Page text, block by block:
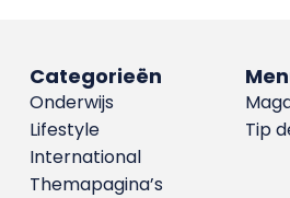
Tip
Categorieën
Onderwijs
Lifestyle
International
Themapagina’s